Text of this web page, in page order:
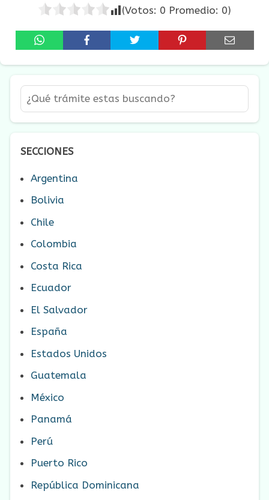
(Votos: 0 Promedio: 0)
SECCIONES
Argentina
Bolivia
Chile
Colombia
Costa Rica
Ecuador
El Salvador
España
Estados Unidos
Guatemala
México
Panamá
Perú
Puerto Rico
República Dominicana